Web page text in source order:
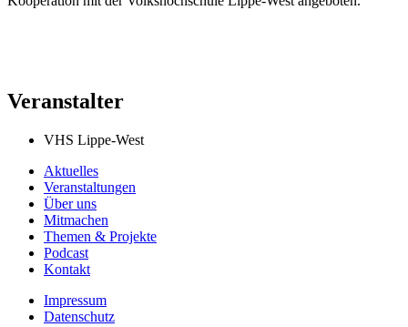
Veranstalter
VHS Lippe-West
Aktuelles
Veranstaltungen
Über uns
Mitmachen
Themen & Projekte
Podcast
Kontakt
Impressum
Datenschutz